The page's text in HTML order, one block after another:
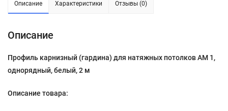
Описание Характеристики Отзывы (0)
Описание
Профиль карнизный (гардина) для натяжных потолков АМ 1,
однорядный, белый, 2 м
Описание товара: